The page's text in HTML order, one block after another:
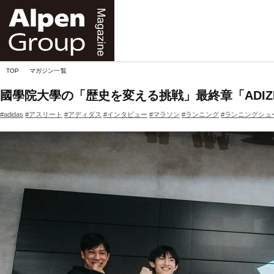
TOP マガジン一覧
國學院大學の「歴史を変える挑戦」最終章「
#adidas #アスリート #アディダス #インタビュー #マラソン #ランニング #ランニングシュ